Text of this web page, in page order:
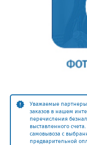
Уважаемые
заказов в нашем
перечисления
выставленного
самовывоза с
предварительной